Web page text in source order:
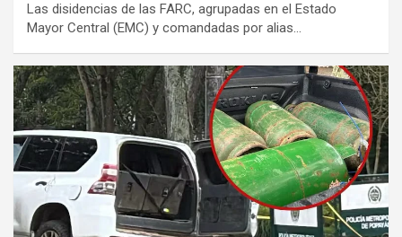
Las disidencias de las FARC, agrupadas en el Estado
Mayor Central (EMC) y comandadas por alias…